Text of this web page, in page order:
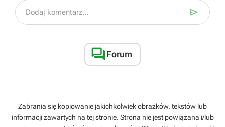
Dodaj komentarz... 
Forum
Zabrania się kopiowanie jakichkolwiek obrazków, tekstów lub
informacji zawartych na tej stronie. Strona nie jest powiązana i/lub